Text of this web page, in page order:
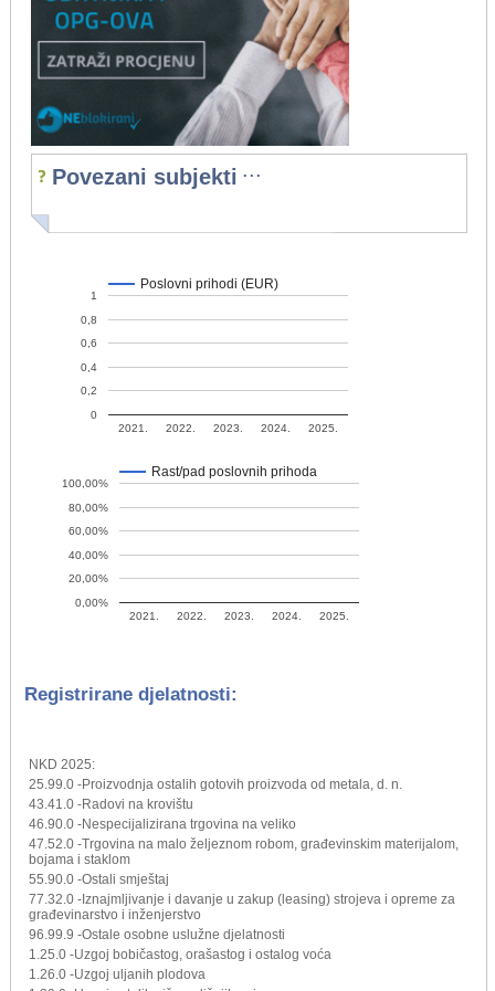
Povezani subjekti ...
Poslovni prihodi (EUR)
2021. 2022. 2023. 2024. 2025.
0
0,2
0,4
0,6
0,8
1
Rast/pad poslovnih prihoda
2021. 2022. 2023. 2024. 2025.
0,00%
20,00%
40,00%
60,00%
80,00%
100,00%
Registrirane djelatnosti:
NKD 2025:
25.99.0 -Proizvodnja ostalih gotovih proizvoda od metala, d. n.
43.41.0 -Radovi na krovištu
46.90.0 -Nespecijalizirana trgovina na veliko
47.52.0 -Trgovina na malo željeznom robom, građevinskim materijalom,
bojama i staklom
55.90.0 -Ostali smještaj
77.32.0 -Iznajmljivanje i davanje u zakup (leasing) strojeva i opreme za
građevinarstvo i inženjerstvo
96.99.9 -Ostale osobne uslužne djelatnosti
1.25.0 -Uzgoj bobičastog, orašastog i ostalog voća
1.26.0 -Uzgoj uljanih plodova